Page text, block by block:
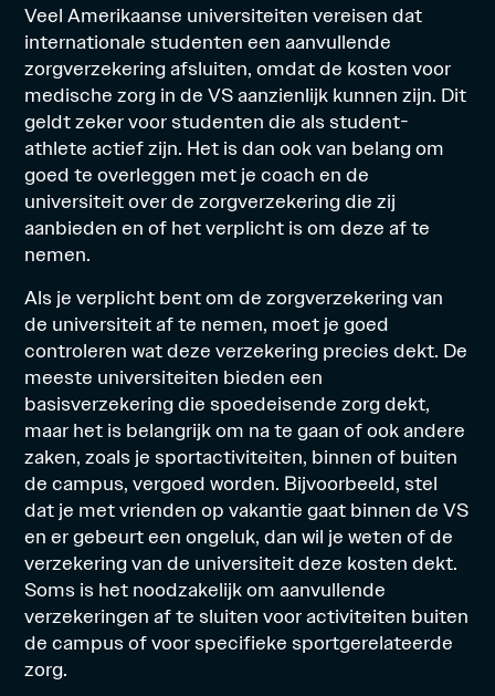
Veel Amerikaanse universiteiten vereisen dat
internationale studenten een aanvullende
zorgverzekering afsluiten, omdat de kosten voor
medische zorg in de VS aanzienlijk kunnen zijn. Dit
geldt zeker voor studenten die als student-
athlete actief zijn. Het is dan ook van belang om
goed te overleggen met je coach en de
universiteit over de zorgverzekering die zij
aanbieden en of het verplicht is om deze af te
nemen.
Als je verplicht bent om de zorgverzekering van
de universiteit af te nemen, moet je goed
controleren wat deze verzekering precies dekt. De
meeste universiteiten bieden een
basisverzekering die spoedeisende zorg dekt,
maar het is belangrijk om na te gaan of ook andere
zaken, zoals je sportactiviteiten, binnen of buiten
de campus, vergoed worden. Bijvoorbeeld, stel
dat je met vrienden op vakantie gaat binnen de VS
en er gebeurt een ongeluk, dan wil je weten of de
verzekering van de universiteit deze kosten dekt.
Soms is het noodzakelijk om aanvullende
verzekeringen af te sluiten voor activiteiten buiten
de campus of voor specifieke sportgerelateerde
zorg.